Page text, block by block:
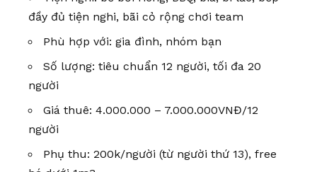
đầy đủ tiện nghi, bãi cỏ rộng chơi team
Phù hợp với: gia đình, nhóm bạn
Số lượng: tiêu chuẩn 12 người, tối đa 20
người
Giá thuê: 4.000.000 – 7.000.000VNĐ/12
người
Phụ thu: 200k/người (từ người thứ 13), free